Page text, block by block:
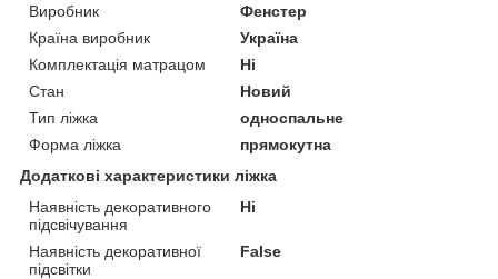
Виробник
Фенстер
Країна виробник
Україна
Комплектація матрацом
Ні
Стан
Новий
Тип ліжка
односпальне
Форма ліжка
прямокутна
Додаткові характеристики ліжка
Наявність декоративного
підсвічування
Ні
Наявність декоративної
підсвітки
False